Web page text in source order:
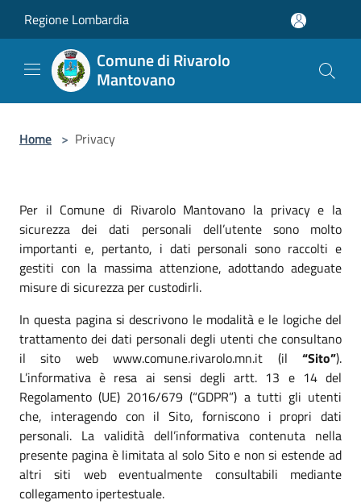
Regione Lombardia
Comune di Rivarolo
Mantovano
Home > Privacy
Per il Comune di Rivarolo Mantovano la privacy e la
sicurezza dei dati personali dell’utente sono molto
importanti e, pertanto, i dati personali sono raccolti e
gestiti con la massima attenzione, adottando adeguate
misure di sicurezza per custodirli.
In questa pagina si descrivono le modalità e le logiche del
trattamento dei dati personali degli utenti che consultano
il sito web www.comune.rivarolo.mn.it (il “Sito”).
L’informativa è resa ai sensi degli artt. 13 e 14 del
Regolamento (UE) 2016/679 (“GDPR”) a tutti gli utenti
che, interagendo con il Sito, forniscono i propri dati
personali. La validità dell’informativa contenuta nella
presente pagina è limitata al solo Sito e non si estende ad
altri siti web eventualmente consultabili mediante
collegamento ipertestuale.